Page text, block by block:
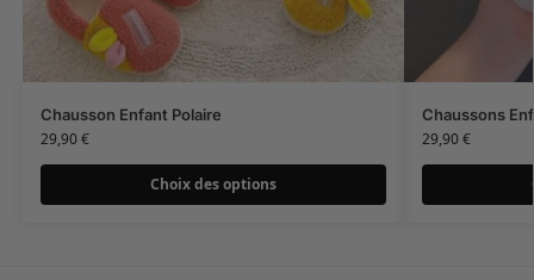
Chausson Enfant Polaire
29,90€
Choix des options
Chaussons
29,90€